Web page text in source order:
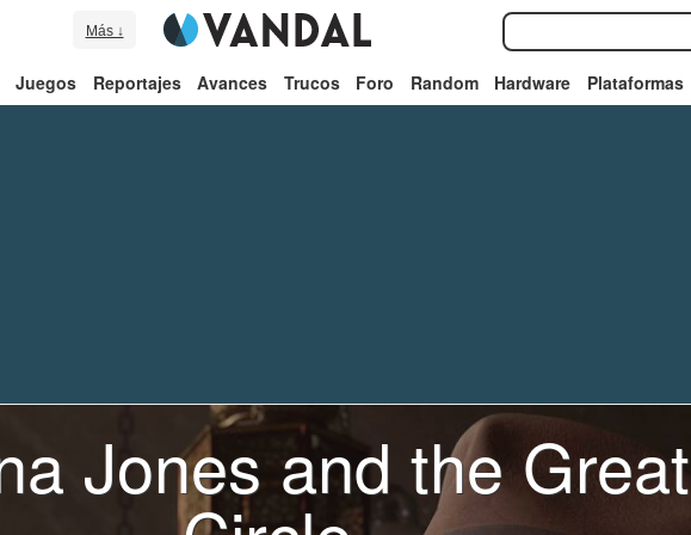
Más ↓
Juegos Reportajes Avances Trucos Foro Random Hardware Plataformas
Jones and the Great